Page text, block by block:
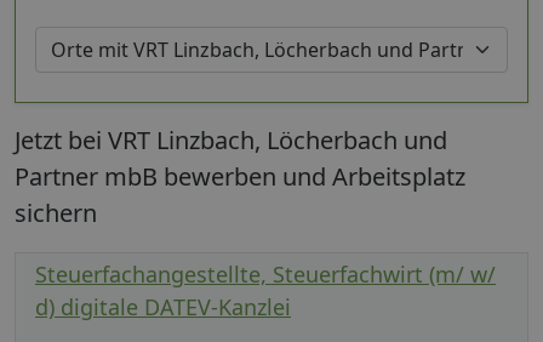
Jetzt bei VRT Linzbach, Löcherbach und
Partner mbB bewerben und Arbeitsplatz
sichern
Steuerfachangestellte, Steuerfachwirt (m/ w/
d) digitale DATEV-Kanzlei